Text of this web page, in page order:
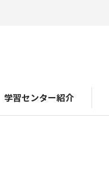
学習センター紹介